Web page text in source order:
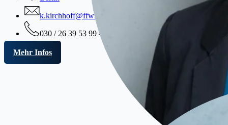
k.kirchhoff@ffwkanzlei.de
030 / 26 39 53 99 – 0
Mehr Infos